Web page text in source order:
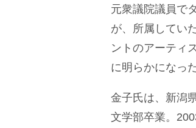
元衆議院議員で
が、所属してい
ントのアーティ
に明らかになった
金子氏は、新潟
文学部卒業。